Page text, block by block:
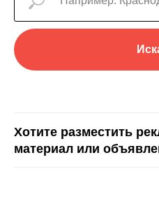
Хотите разместить
материал или